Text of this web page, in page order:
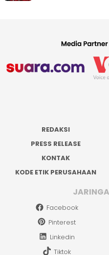
REDAKSI
PRESS RELEASE
KONTAK
KODE ETIK PERUSAHAAN
Facebook
Pinterest
Linkedin
Tiktok